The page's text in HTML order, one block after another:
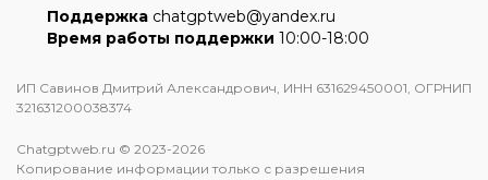
Поддержка chatgptweb@yandex.ru
Время работы поддержки 10:00-18:00
ИП Савинов Дмитрий Александрович, ИНН 631629450001, ОГРНИП
321631200038374
Chatgptweb.ru © 2023-2026
Копирование информации только с разрешения